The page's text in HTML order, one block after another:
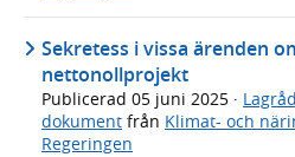
Sekretess i vissa ärenden
nettonollprojekt
Publicerad 05 juni 2025 ·
dokument från Klimat- och
Regeringen